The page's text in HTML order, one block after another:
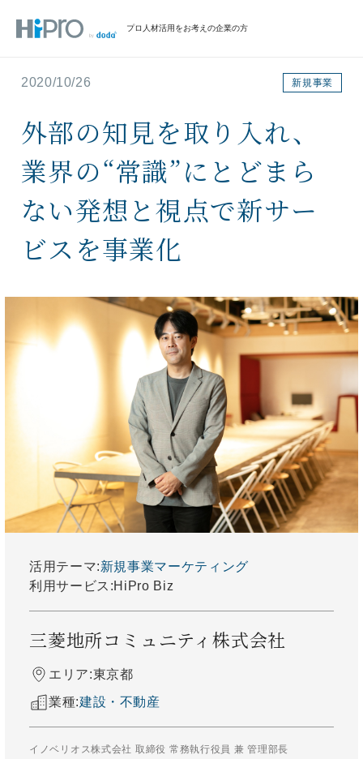
プロ人材活用をお考えの企業の方
2020/10/26 新規事業
外部の知見を取り入れ、
業界の“常識”にとどまら
ない発想と視点で新サー
ビスを事業化
活用テーマ:新規事業マーケティング
利用サービス:HiPro Biz
三菱地所コミュニティ株式会社
エリア:東京都
業種:建設・不動産
イノベリオス株式会社 取締役 常務執行役員 兼 管理部長